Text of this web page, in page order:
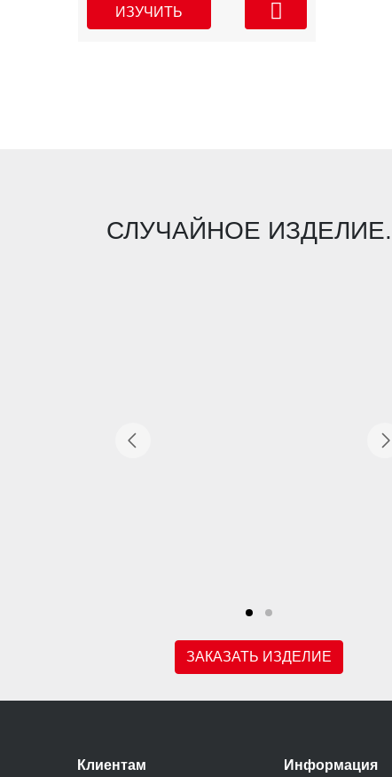
ИЗУЧИТЬ
СЛУЧАЙНОЕ
ЗАКАЗАТЬ ИЗДЕЛИЕ
Клиентам Информация